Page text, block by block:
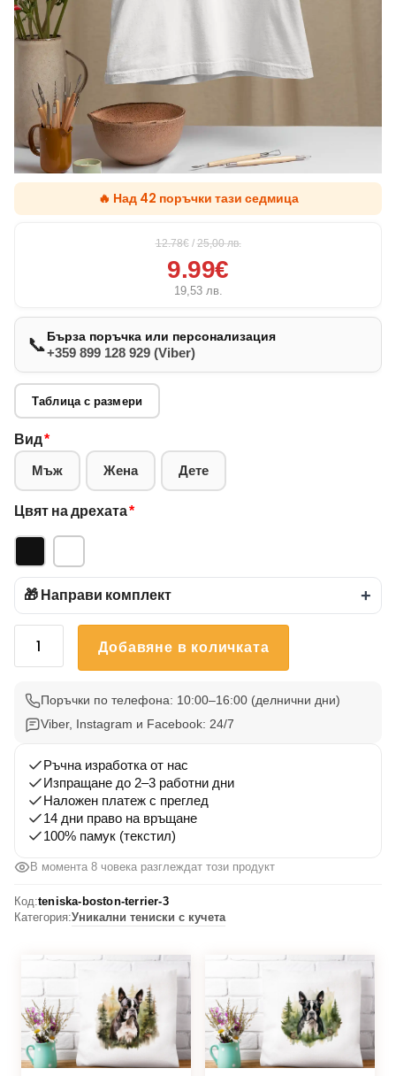
🔥 Над 42 поръчки тази седмица
12.78€ / 25,00лв.
9.99€
19,53 лв.
📞Бърза поръчка или персонализация
+359 899 128 929 (Viber)
Таблица с размери
Вид*
Мъж Жена Дете
Цвят на дрехата*
🎁 Направи комплект +
количество
Бостън
Териер
Добавяне в количката
Поръчки по телефона: 10:00–16:00 (делнични дни)
Viber, Instagram и Facebook: 24/7
Ръчна изработка от нас
Изпращане до 2–3 работни дни
Наложен платеж с преглед
14 дни право на връщане
100% памук (текстил)
В момента 8 човека разглеждат този продукт
Код:teniska-boston-terrier-3
Категория:Уникални тениски с кучета